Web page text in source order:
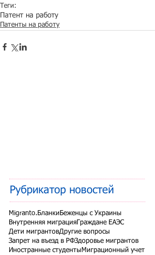
Теги:
Патент на работу
Патенты на работу
Рубрикатор новостей
Migranto.Бланки Беженцы с Украины
Внутренняя миграция Граждане ЕАЭС
Дети мигрантовДругие вопросы
Запрет на въезд в РФЗдоровье мигрантов
Иностранные студенты Миграционный учет